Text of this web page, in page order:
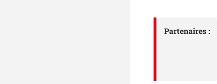
Partenaires :